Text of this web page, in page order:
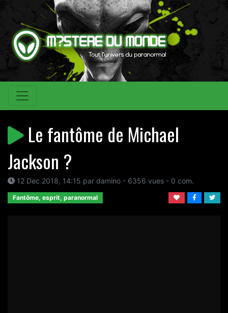
Le fantôme de Michael
Jackson ?
12 Dec 2018, 14:15 par damino - 6356 vues - 0 com.
Fantôme, esprit, paranormal